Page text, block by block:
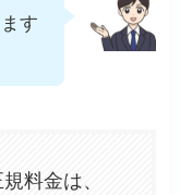
す
料金は、